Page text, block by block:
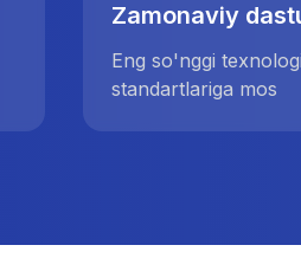
Zamonaviy
Eng so'nggi
standartlariga mos